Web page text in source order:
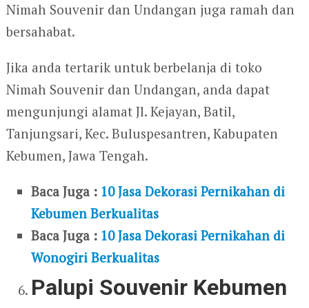
Nimah Souvenir dan Undangan juga ramah dan
bersahabat.
Jika anda tertarik untuk berbelanja di toko
Nimah Souvenir dan Undangan, anda dapat
mengunjungi alamat Jl. Kejayan, Batil,
Tanjungsari, Kec. Buluspesantren, Kabupaten
Kebumen, Jawa Tengah.
Baca Juga : 10 Jasa Dekorasi Pernikahan di
Kebumen Berkualitas
Baca Juga : 10 Jasa Dekorasi Pernikahan di
Wonogiri Berkualitas
Palupi Souvenir Kebumen